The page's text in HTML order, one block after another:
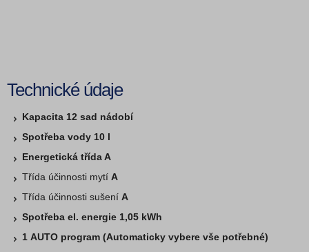
Technické údaje
Kapacita 12 sad nádobí
Spotřeba vody 10 l
Energetická třída A
Třída účinnosti mytí A
Třída účinnosti sušení A
Spotřeba el. energie 1,05 kWh
1 AUTO program (Automaticky vybere vše potřebné)